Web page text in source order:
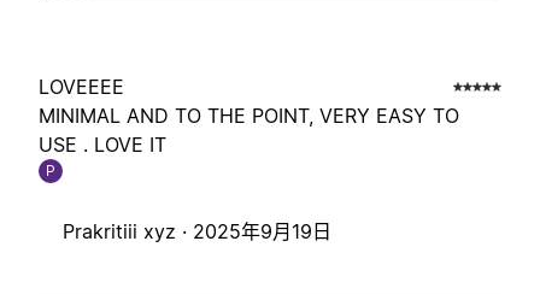
LOVEEEE
MINIMAL AND TO THE POINT, VERY EASY TO
USE . LOVE IT
P
Prakritiii xyz · 2025年9月19日